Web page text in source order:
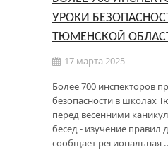
УРОКИ
ТЮМЕНСКОЙ
17 марта 2025
Более 700 инспекторов
безопасности в школах
перед весенними
бесед - изучение правил
сообщает региональная